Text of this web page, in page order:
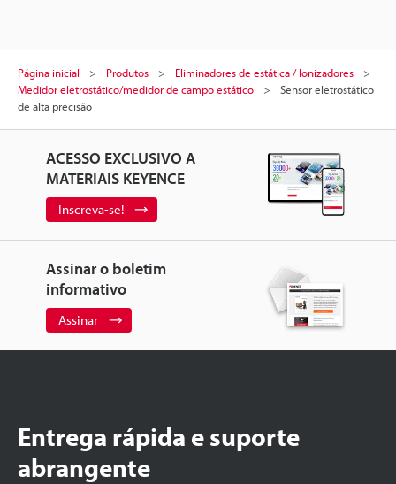
Página inicial Produtos
Eliminadores de estática / Ionizadores
Medidor eletrostático/medidor de campo estático
Sensor eletrostático
de alta precisão
ACESSO EXCLUSIVO A
MATERIAIS KEYENCE
Inscreva-se!
Assinar o boletim
informativo
Assinar
Entrega rápida e suporte
abrangente